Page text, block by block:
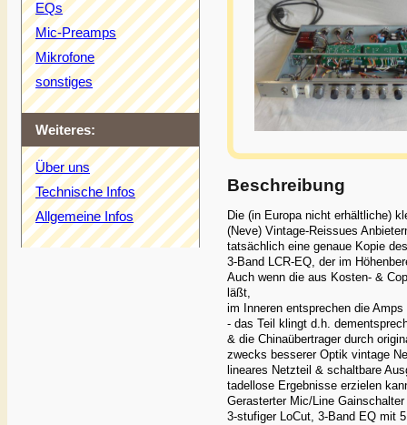
EQs
Mic-Preamps
Mikrofone
sonstiges
Weiteres:
Über uns
Technische Infos
Allgemeine Infos
Beschreibung
Die (in Europa nicht erhältliche)
(Neve) Vintage-Reissues
tatsächlich eine genaue Kopie
3-Band LCR-EQ, der im
Auch wenn die aus Kosten- &
läßt,
im Inneren entsprechen die
- das Teil klingt d.h.
& die Chinaübertrager durch
zwecks besserer Optik vintage
lineares Netzteil & schaltbare
tadellose Ergebnisse erzielen
Gerasterter Mic/Line
3-stufiger LoCut, 3-Band EQ mit